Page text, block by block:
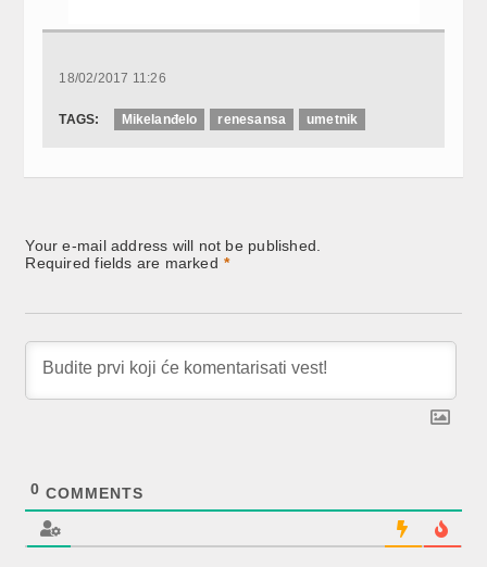
18/02/2017 11:26
TAGS: Mikelanđelo renesansa umetnik
Your e-mail address will not be published.
Required fields are marked *
0 COMMENTS